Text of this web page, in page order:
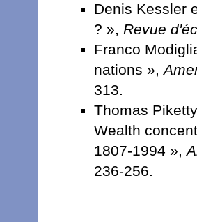
Denis Kessler
? », Revue
Franco
nations »,
313.
Thomas
Wealth
1807-1994 »,
236-256.